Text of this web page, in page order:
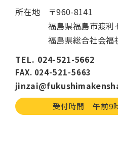
所在地
〒960-8141
福島県福島市渡利
福島県総合社会福
TEL. 024-521-5662
FAX. 024-521-5663
受付時間 午前9